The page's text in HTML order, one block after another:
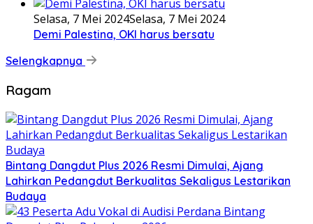
Selasa, 7 Mei 2024Selasa, 7 Mei 2024
Demi Palestina, OKI harus bersatu
Selengkapnya
Ragam
Bintang Dangdut Plus 2026 Resmi Dimulai, Ajang
Lahirkan Pedangdut Berkualitas Sekaligus Lestarikan
Budaya